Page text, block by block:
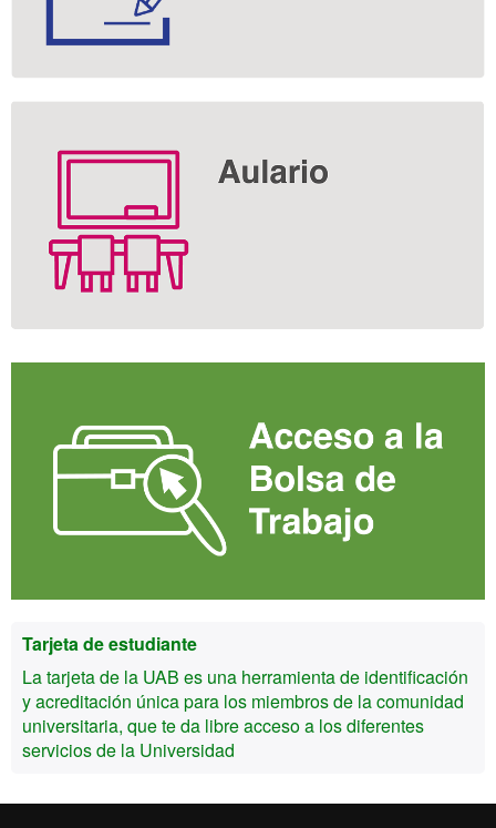
Tarjeta de estudiante
La tarjeta de la UAB es una herramienta de identificación
y acreditación única para los miembros de la comunidad
universitaria, que te da libre acceso a los diferentes
servicios de la Universidad